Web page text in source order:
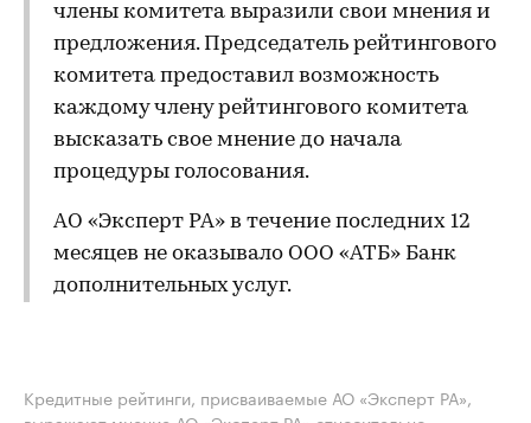
члены комитета выразили свои мнения и
предложения. Председатель рейтингового
комитета предоставил возможность
каждому члену рейтингового комитета
высказать свое мнение до начала
процедуры голосования.
АО «Эксперт РА» в течение последних 12
месяцев не оказывало ООО «АТБ» Банк
дополнительных услуг.
Кредитные рейтинги, присваиваемые АО «Эксперт РА»,